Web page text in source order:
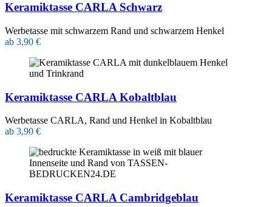
Keramiktasse CARLA Schwarz
Werbetasse mit schwarzem Rand und schwarzem Henkel
ab 3,90 €
Keramiktasse CARLA Kobaltblau
Werbetasse CARLA, Rand und Henkel in Kobaltblau
ab 3,90 €
Keramiktasse CARLA Cambridgeblau